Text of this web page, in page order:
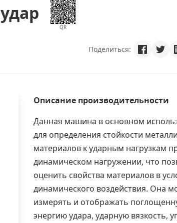
QR
Поделиться:
Описание производительности
Данная машина в основном
для определения стойкости
материалов к ударным нагрузкам
динамическом нагружении, что
оценить свойства материалов в
динамического воздействия. Она
измерять и отображать
энергию удара, ударную вязкость,